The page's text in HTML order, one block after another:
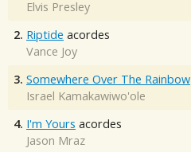
Elvis Presley
2. Riptide acordes
Vance Joy
3. Somewhere Over The Rainbow
Israel Kamakawiwo'ole
4. I'm Yours acordes
Jason Mraz